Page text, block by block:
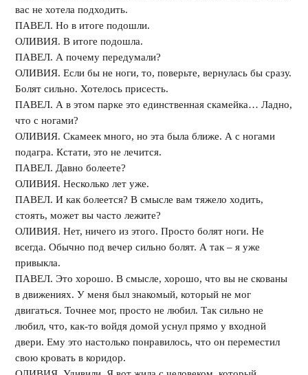
вас не хотела подходить.
ПАВЕЛ. Но в итоге подошли.
ОЛИВИЯ. В итоге подошла.
ПАВЕЛ. А почему передумали?
ОЛИВИЯ. Если бы не ноги, то, поверьте, вернулась бы сразу.
Болят сильно. Хотелось присесть.
ПАВЕЛ. А в этом парке это единственная скамейка… Ладно,
что с ногами?
ОЛИВИЯ. Скамеек много, но эта была ближе. А с ногами
подагра. Кстати, это не лечится.
ПАВЕЛ. Давно болеете?
ОЛИВИЯ. Несколько лет уже.
ПАВЕЛ. И как болеется? В смысле вам тяжело ходить,
стоять, может вы часто лежите?
ОЛИВИЯ. Нет, ничего из этого. Просто болят ноги. Не
всегда. Обычно под вечер сильно болят. А так – я уже
привыкла.
ПАВЕЛ. Это хорошо. В смысле, хорошо, что вы не скованы
в движениях. У меня был знакомый, который не мог
двигаться. Точнее мог, просто не любил. Так сильно не
любил, что, как-то войдя домой уснул прямо у входной
двери. Ему это настолько понравилось, что он переместил
свою кровать в коридор.